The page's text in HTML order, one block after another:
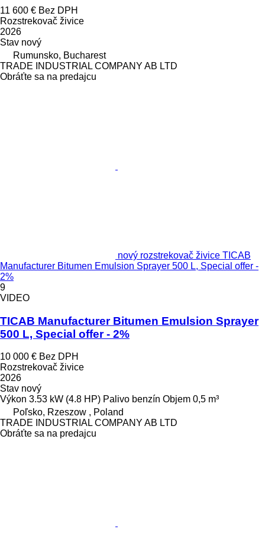
11 600 € Bez DPH
Rozstrekovač živice
2026
Stav nový
Rumunsko, Bucharest
TRADE INDUSTRIAL COMPANY AB LTD
Obráťte sa na predajcu
nový rozstrekovač živice TICAB
Manufacturer Bitumen Emulsion Sprayer 500 L, Special offer -
2%
9
VIDEO
TICAB Manufacturer Bitumen Emulsion Sprayer
500 L, Special offer - 2%
10 000 € Bez DPH
Rozstrekovač živice
2026
Stav nový
Výkon 3.53 kW (4.8 HP) Palivo benzín Objem 0,5 m³
Poľsko, Rzeszow , Poland
TRADE INDUSTRIAL COMPANY AB LTD
Obráťte sa na predajcu